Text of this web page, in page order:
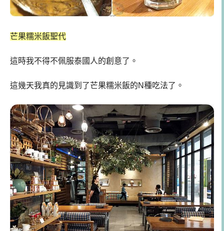
芒果糯米飯聖代
這時我不得不佩服泰國人的創意了。
這幾天我真的見識到了芒果糯米飯的N種吃法了。